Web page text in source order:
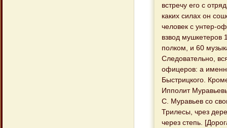
встречу его с
каких силах он
человек с унтер-
взвод мушкетеров
полком, и 60
Следовательно,
офицеров: а
Быстрицкого.
Ипполит
С. Муравьев со
Трилесы, чрез
через степь.